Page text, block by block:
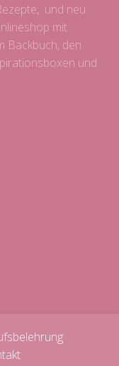
und neu:
mit
Backbuch, den
und